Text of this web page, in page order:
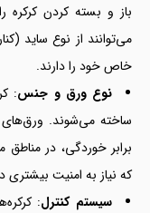
باز و بسته کردن کرکره
می‌توانند از نوع ساید
خاص خود را دارند.
نوع ورق و جنس
ساخته می‌شوند. ورق‌های
برابر خوردگی، در مناطق
که نیاز به امنیت بیشتری
سیستم کنترل: